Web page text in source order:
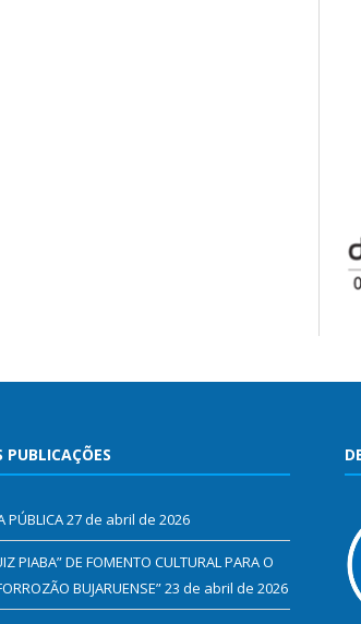
PÚBLICA27 de abril de 2026
PIABA” DE FOMENTO CULTURAL PARA O
BUJARUENSE”23 de abril de 2026